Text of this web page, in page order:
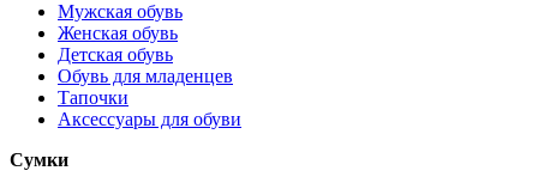
Мужская обувь
Женская обувь
Детская обувь
Обувь для младенцев
Тапочки
Аксессуары для обуви
Сумки